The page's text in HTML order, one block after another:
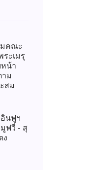
มคณะ
ะเมรุ
น้า
ม
สม
นฟูฯ
ฟวี่ - สุ
ง